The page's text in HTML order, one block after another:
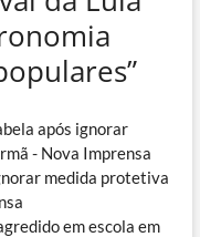
após ignorar
- Nova Imprensa
medida protetiva
em escola em